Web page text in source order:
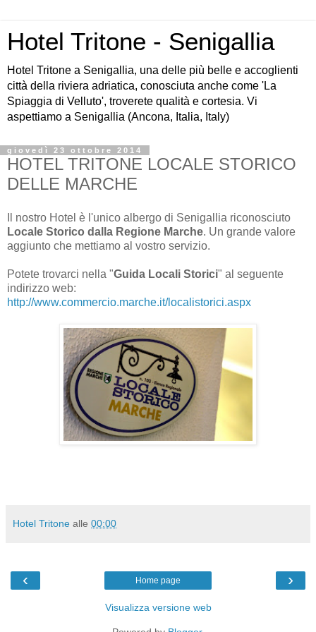
Hotel Tritone - Senigallia
Hotel Tritone a Senigallia, una delle più belle e accoglienti
città della riviera adriatica, conosciuta anche come 'La
Spiaggia di Velluto', troverete qualità e cortesia. Vi
aspettiamo a Senigallia (Ancona, Italia, Italy)
giovedì 23 ottobre 2014
HOTEL TRITONE LOCALE STORICO
DELLE MARCHE
Il nostro Hotel è l'unico albergo di Senigallia riconosciuto
Locale Storico dalla Regione Marche. Un grande valore
aggiunto che mettiamo al vostro servizio.
Potete trovarci nella "Guida Locali Storici" al seguente
indirizzo web:
http://www.commercio.marche.it/localistorici.aspx
Hotel Tritone alle 00:00
‹ ›
Home page
Visualizza versione web